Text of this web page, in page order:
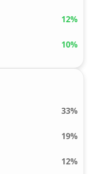
12%
10%
33%
19%
12%